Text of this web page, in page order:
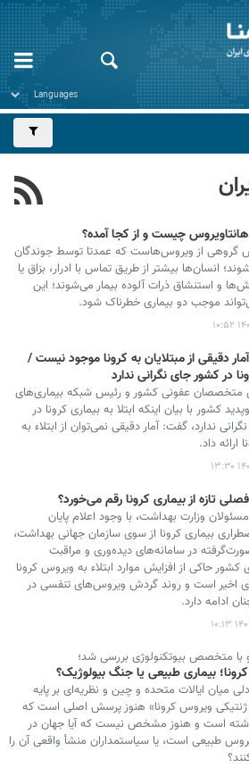
هانتاویروس چیست و از کجا آمده؟
گروهی از ویروس‌هاست که عمدتا توسط جوندگان
انسان‌ها بیشتر از طریق تماس با ادرار، بزاق یا
و استنشاق ذرات آلوده بیمار می‌شوند؛ این
موجب دو بیماری خطرناک شود.
آمار دقیقی از مبتلایان به کرونا موجود نیست /
در کشور جای نگرانی ندارد
متخصصان عفونی کشور و رئیس شبکه بیماری‌های
کشور با بیان اینکه ابتلا به بیماری کرونا در
ندارد، گفت: آمار دقیقی نمی‌توان از ابتلاء به
ارائه داد.
فصلی تازه از بیماری کرونا رقم می‌خورد؟
مسئولان وزارت بهداشت، با وجود اعلام پایان
بیماری کرونا از سوی سازمان جهانی بهداشت،
در سامانه‌های دیده‌وری و مراقبت
کشور حاکی از افزایش موارد ابتلاء به ویروس کرونا
اخیر است و روند گردش ویروس‌های تنفسی در
ادامه دارد.
با متخصص بیوتکنولوژی بررسی شد؛
کرونا؛ بیماری طبیعی یا جنگ بیولوژیک؟
میان ایالات متحده و چین و نظریه‌ای بر پایه‌
ویروس کرونا» هنوز پرسش اصلی است که
است و هنوز مشخص نیست که آیا جهان در
طبیعی است، یا سیاستمداران منشأ واقعی آن را